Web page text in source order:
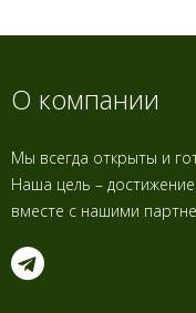
О компании
Мы всегда открыты и
Наша цель –
вместе с нашими